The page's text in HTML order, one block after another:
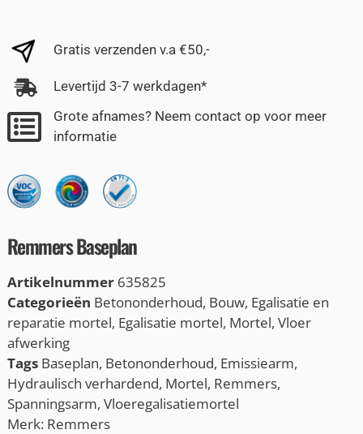
Gratis verzenden v.a €50,-
Levertijd 3-7 werkdagen*
Grote afnames? Neem contact op voor meer
informatie
Remmers Baseplan
Artikelnummer 635825
Categorieën Betononderhoud, Bouw, Egalisatie en
reparatie mortel, Egalisatie mortel, Mortel, Vloer
afwerking
Tags Baseplan, Betononderhoud, Emissiearm,
Hydraulisch verhardend, Mortel, Remmers,
Spanningsarm, Vloeregalisatiemortel
Merk: Remmers